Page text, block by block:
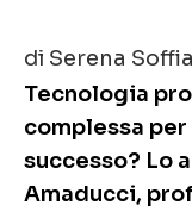
di Serena
Tecnologia
complessa
successo? Lo
Amaducci,